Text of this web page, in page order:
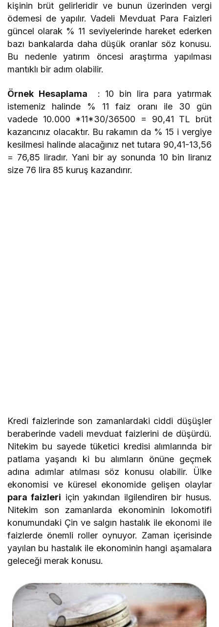
kişinin brüt gelirleridir ve bunun üzerinden vergi
ödemesi de yapılır. Vadeli Mevduat Para Faizleri
güncel olarak % 11 seviyelerinde hareket ederken
bazı bankalarda daha düşük oranlar söz konusu.
Bu nedenle yatırım öncesi araştırma yapılması
mantıklı bir adım olabilir.
Örnek Hesaplama : 10 bin lira para yatırmak
istemeniz halinde % 11 faiz oranı ile 30 gün
vadede 10.000 *11*30/36500 = 90,41 TL brüt
kazancınız olacaktır. Bu rakamın da % 15 i vergiye
kesilmesi halinde alacağınız net tutara 90,41-13,56
= 76,85 liradır. Yani bir ay sonunda 10 bin liranız
size 76 lira 85 kuruş kazandırır.
Kredi faizlerinde son zamanlardaki ciddi düşüşler
beraberinde vadeli mevduat faizlerini de düşürdü.
Nitekim bu sayede tüketici kredisi alımlarında bir
patlama yaşandı ki bu alımların önüne geçmek
adına adımlar atılması söz konusu olabilir. Ülke
ekonomisi ve küresel ekonomide gelişen olaylar
para faizleri için yakından ilgilendiren bir husus.
Nitekim son zamanlarda ekonominin lokomotifi
konumundaki Çin ve salgın hastalık ile ekonomi ile
faizlerde önemli roller oynuyor. Zaman içerisinde
yayılan bu hastalık ile ekonominin hangi aşamalara
geleceği merak konusu.